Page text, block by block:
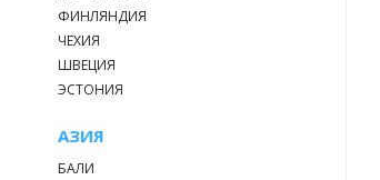
ФИНЛЯНДИЯ
ЧЕХИЯ
ШВЕЦИЯ
ЭСТОНИЯ
АЗИЯ
БАЛИ